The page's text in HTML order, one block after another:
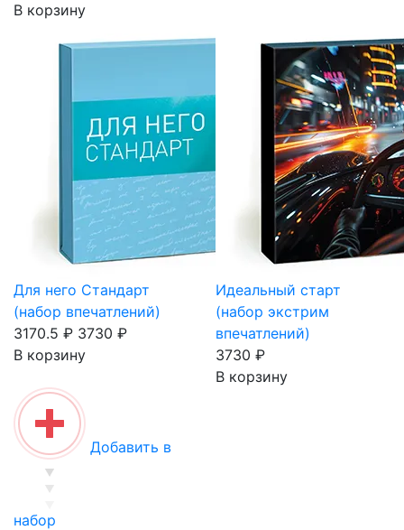
В корзину
Для него Стандарт
(набор впечатлений)
3170.5 ₽ 3730 ₽
В корзину
Идеальный старт
(набор экстрим
впечатлений)
3730 ₽
В корзину
Добавить в
набор